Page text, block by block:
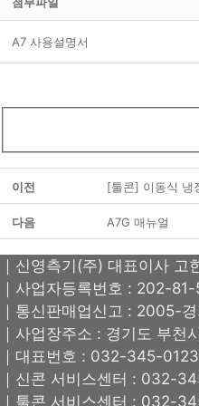
A7 사용설명서
이전 [툴콘] 이동식
다음 A7G 매뉴얼
｜신영측기(주) 대표이사 고
｜사업자등록번호 : 202-
｜통신판매업신고 : 2005-
｜사업장주소 : 경기도 부천
｜대표번호 : 032-345-0123
｜신콘 서비스센터 : 032-
｜툴콘 서비스센터 : 032-